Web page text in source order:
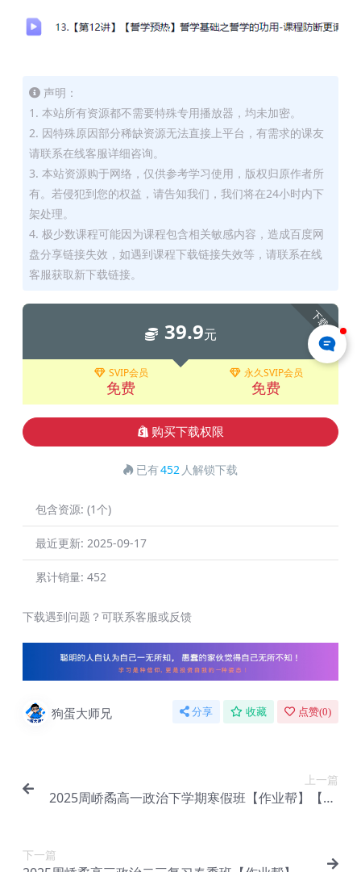
声明：
1. 本站所有资源都不需要特殊专用播放器，均未加密。
2. 因特殊原因部分稀缺资源无法直接上平台，有需求的课友
请联系在线客服详细咨询。
3. 本站资源购于网络，仅供参考学习使用，版权归原作者所
有。若侵犯到您的权益，请告知我们，我们将在24小时内下
架处理。
4. 极少数课程可能因为课程包含相关敏感内容，造成百度网
盘分享链接失效，如遇到课程下载链接失效等，请联系在线
客服获取新下载链接。
下载
39.9元
SVIP会员
免费
永久SVIP会员
免费
购买下载权限
已有452 人解锁下载
包含资源: (1个)
最近更新: 2025-09-17
累计销量: 452
下载遇到问题？可联系客服或反馈
狗蛋大师兄 分享 收藏 点赞(0)
上一篇
2025周峤矞高一政治下学期寒假班【作业帮】【Eh
下一篇